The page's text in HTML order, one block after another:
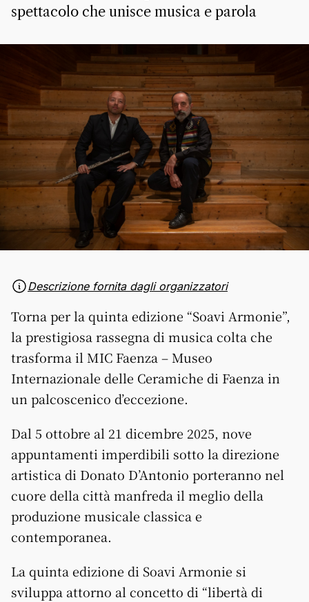
spettacolo che unisce musica e parola
Descrizione fornita dagli organizzatori
Torna per la quinta edizione “Soavi Armonie”,
la prestigiosa rassegna di musica colta che
trasforma il MIC Faenza – Museo
Internazionale delle Ceramiche di Faenza in
un palcoscenico d’eccezione.
Dal 5 ottobre al 21 dicembre 2025, nove
appuntamenti imperdibili sotto la direzione
artistica di Donato D’Antonio porteranno nel
cuore della città manfreda il meglio della
produzione musicale classica e
contemporanea.
La quinta edizione di Soavi Armonie si
sviluppa attorno al concetto di “libertà di